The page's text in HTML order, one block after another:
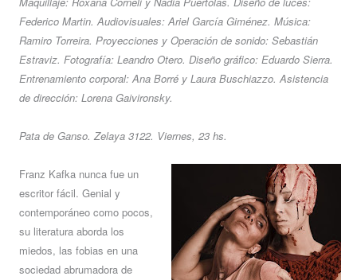
Federico Martin. Audiovisuales: Ariel García Giménez. Música:
Ramiro Torreira. Proyecciones y Operación de sonido: Sebastián
Estraviz. Fotografía: Leandro Otero. Diseño gráfico: Eduardo Sierra.
Entrenamiento corporal: Ana Borré y Laura Buschiazzo. Asistencia
de dirección: Lorena Gaivironsky.
Pata de Ganso. Zelaya 3122. Viernes, 23 hs.
Franz Kafka nunca fue un
escritor fácil. Genial y
contemporáneo como pocos,
su literatura aborda los
miedos, las fobias en una
sociedad abrumadora de